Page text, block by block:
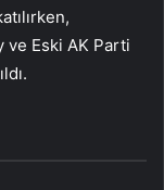
ve Eski AK Parti